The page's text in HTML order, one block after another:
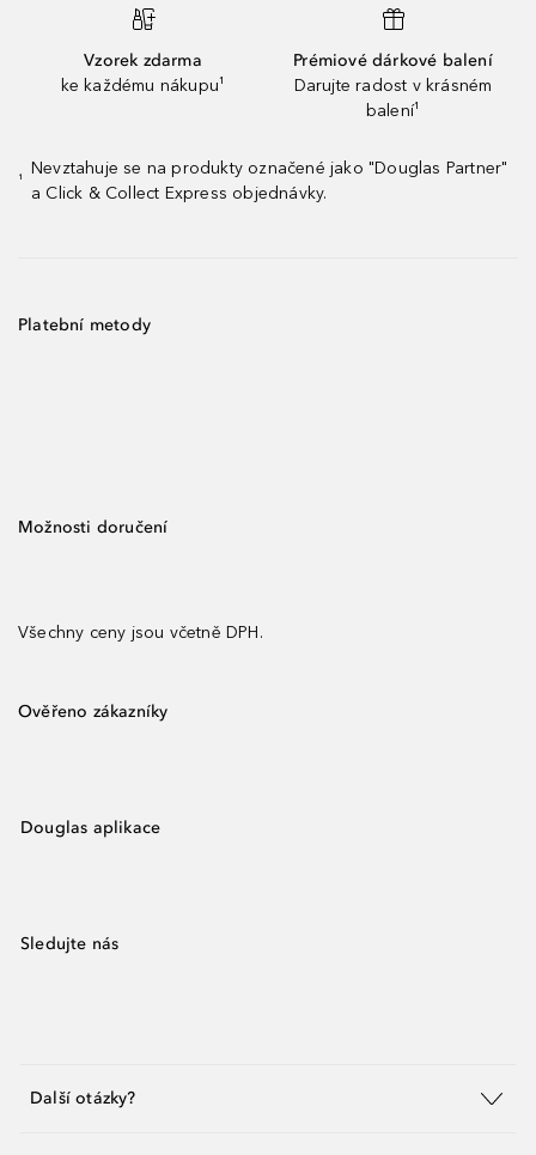
Vzorek zdarma
ke každému nákupu¹
Prémiové dárkové balení
Darujte radost v krásném
balení¹
¹
Nevztahuje se na produkty označené jako "Douglas Partner"
a Click & Collect Express objednávky.
Platební metody
Možnosti doručení
Všechny ceny jsou včetně DPH.
Ověřeno zákazníky
Douglas aplikace
Sledujte nás
Další otázky?